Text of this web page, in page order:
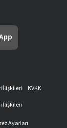
İlişkileri
KVKK
İlişkileri
Ayarları